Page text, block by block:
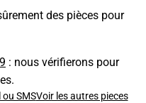
des pièces pour
: nous vérifierons pour
SMSVoir les autres pieces